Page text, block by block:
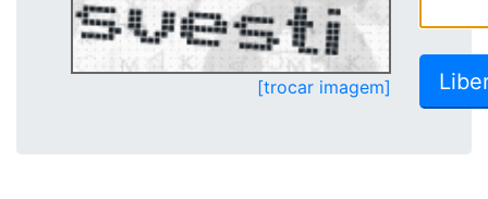
[trocar imagem]